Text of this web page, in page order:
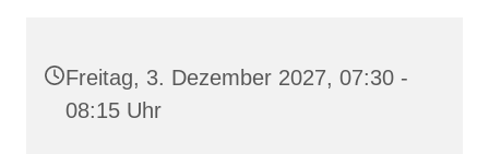
Freitag, 3. Dezember 2027, 07:30 -
08:15 Uhr